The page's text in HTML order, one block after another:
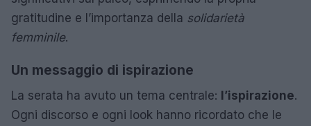
gratitudine e l’importanza della solidarietà
femminile.
Un messaggio di ispirazione
La serata ha avuto un tema centrale: l’ispirazione.
Ogni discorso e ogni look hanno ricordato che le